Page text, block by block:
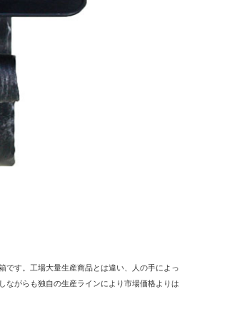
です。工場大量生産商品とは違い、人の手によっ
ながらも独自の生産ラインにより市場価格よりは